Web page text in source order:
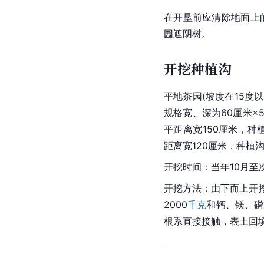
在开垦前应清除地面上
园遮阴树。
开挖种植沟
平地茶园(坡度在15度
规格宽、深为60厘米
平距离宽150厘米，种
距离宽120厘米，种植
开挖时间：当年10月至
开挖方法：由下而上开
2000千克和钙、镁、
根系直接接触，表土回